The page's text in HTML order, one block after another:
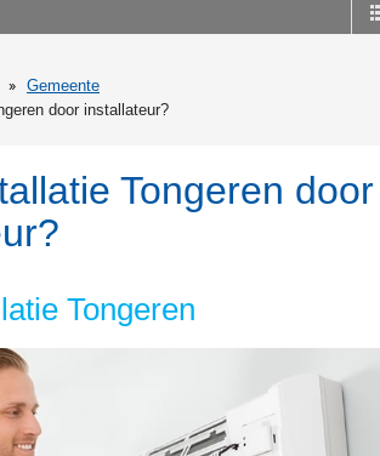
Gemeente
door installateur?
Tongeren door
Tongeren